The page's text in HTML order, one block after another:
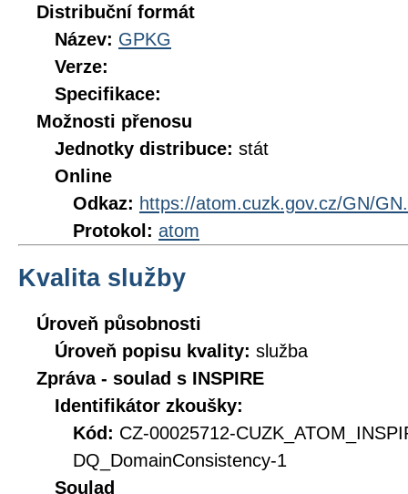
Distribuční formát
Název: GPKG
Verze:
Specifikace:
Možnosti přenosu
Jednotky distribuce: stát
Online
Odkaz: https://atom.cuzk.gov.cz/GN/
Protokol: atom
Kvalita služby
Úroveň působnosti
Úroveň popisu kvality: služba
Zpráva - soulad s INSPIRE
Identifikátor zkoušky:
Kód: CZ-00025712-
DQ_DomainConsistency-1
Soulad